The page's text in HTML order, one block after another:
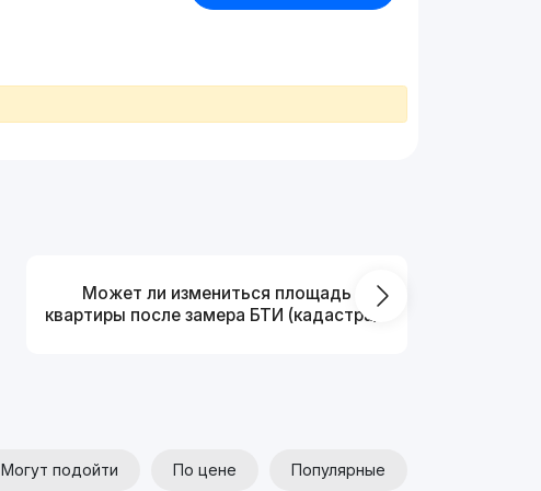
Может ли измениться площадь
квартиры после замера БТИ (кадастра)?
Могут подойти По цене Популярные